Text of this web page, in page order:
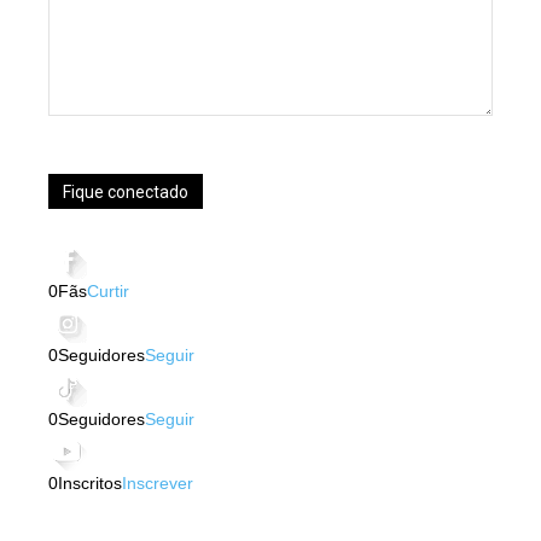
Fique conectado
0FãsCurtir
0SeguidoresSeguir
0SeguidoresSeguir
0InscritosInscrever